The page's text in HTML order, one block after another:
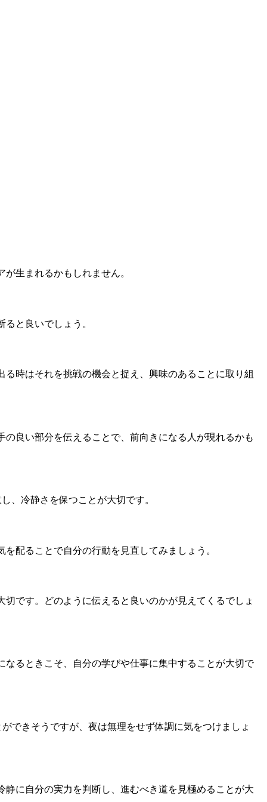
生まれるかもしれません。
と良いでしょう。
時はそれを挑戦の機会と捉え、興味のあることに取り組
良い部分を伝えることで、前向きになる人が現れるかも
、冷静さを保つことが大切です。
配ることで自分の行動を見直してみましょう。
です。どのように伝えると良いのかが見えてくるでしょ
るときこそ、自分の学びや仕事に集中することが大切で
できそうですが、夜は無理をせず体調に気をつけましょ
に自分の実力を判断し、進むべき道を見極めることが大